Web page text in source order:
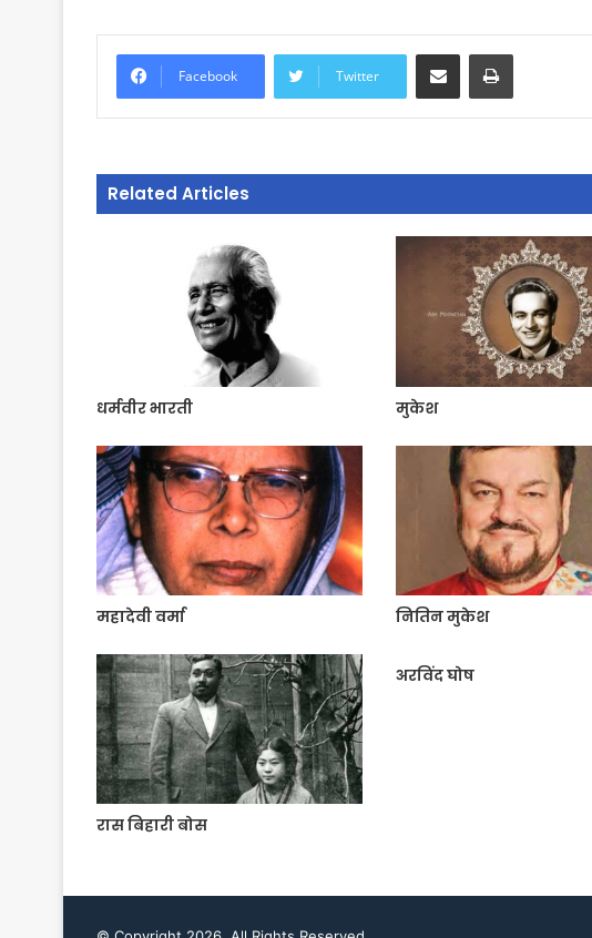
Facebook Twitter
Share via Email Print
Related Articles
धर्मवीर भारती मुकेश
महादेवी वर्मा नितिन मुकेश
रास बिहारी बोस
अरविंद घोष
प्रतिबद्ध
समाजसेवी
सज्जनसिंह
वर्मा
समाज के नव निर्माण के प्रतिबद्ध
समाजसेवी संगठनों की महत्वपूर्ण
भूमिका- सज्जनसिंह वर्मा